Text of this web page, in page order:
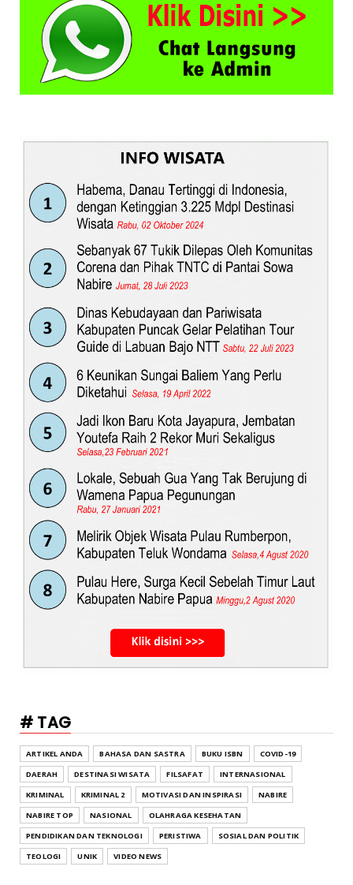
# TAG
ARTIKEL ANDA BAHASA DAN SASTRA BUKU ISBN
COVID-19
DAERAH
DESTINASI WISATA FILSAFAT
INTERNASIONAL
KRIMINAL
KRIMINAL 2 MOTIVASI DAN INSPIRASI
NABIRE
NABIRE TOP
NASIONAL
OLAHRAGA KESEHATAN
PENDIDIKAN DAN TEKNOLOGI
PERISTIWA
SOSIAL DAN POLITIK
TEOLOGI
UNIK VIDEO NEWS